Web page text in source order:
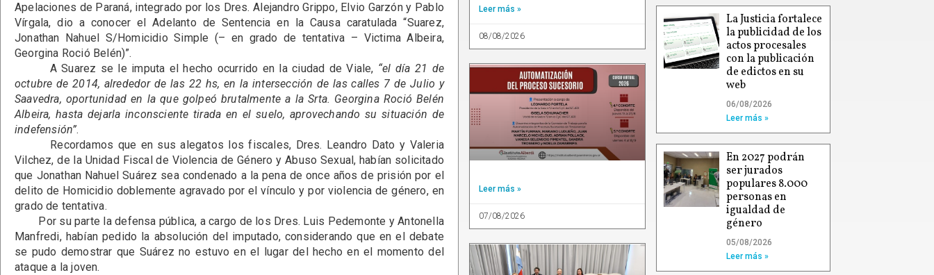
Apelaciones de Paraná, integrado por los Dres. Alejandro Grippo, Elvio Garzón y Pablo
Vírgala, dio a conocer el Adelanto de Sentencia en la Causa caratulada “Suarez,
Jonathan Nahuel S/Homicidio Simple (– en grado de tentativa – Victima Albeira,
Georgina Roció Belén)”.
A Suarez se le imputa el hecho ocurrido en la ciudad de Viale, “el día 21 de
octubre de 2014, alrededor de las 22 hs, en la intersección de las calles 7 de Julio y
Saavedra, oportunidad en la que golpeó brutalmente a la Srta. Georgina Roció Belén
Albeira, hasta dejarla inconsciente tirada en el suelo, aprovechando su situación de
indefensión”.
Recordamos que en sus alegatos los fiscales, Dres. Leandro Dato y Valeria
Vilchez, de la Unidad Fiscal de Violencia de Género y Abuso Sexual, habían solicitado
que Jonathan Nahuel Suárez sea condenado a la pena de once años de prisión por el
delito de Homicidio doblemente agravado por el vínculo y por violencia de género, en
grado de tentativa.
Por su parte la defensa pública, a cargo de los Dres. Luis Pedemonte y Antonella
Manfredi, habían pedido la absolución del imputado, considerando que en el debate
se pudo demostrar que Suárez no estuvo en el lugar del hecho en el momento del
ataque a la joven.
Leer más »
08/08/2026
Leer más »
07/08/2026
La Justicia fortalece
la publicidad de los
actos procesales
con la publicación
de edictos en su
web
06/08/2026
Leer más »
En 2027 podrán
ser jurados
populares 8.000
personas en
igualdad de
género
05/08/2026
Leer más »